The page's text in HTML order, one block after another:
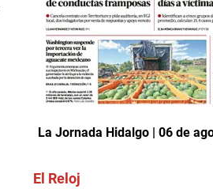
La Jornada Hidalgo | 06 de
El Reloj